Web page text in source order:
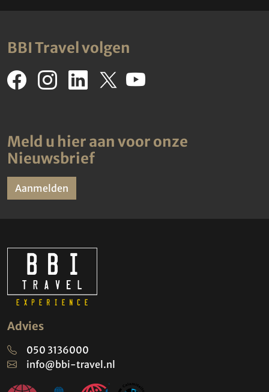
BBI Travel volgen
Meld u hier aan voor onze
Nieuwsbrief
Aanmelden
Advies
050 3136000
info@bbi-travel.nl